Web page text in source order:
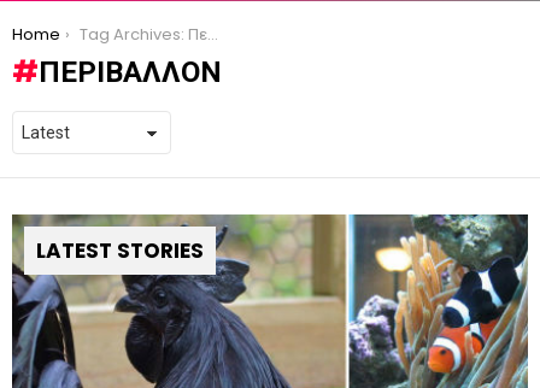
You are here:
Home Tag Archives: Περιβάλλον
ΠΕΡΙΒΆΛΛΟΝ
LATEST STORIES